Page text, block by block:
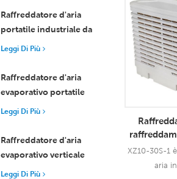
Raffreddatore d'aria
portatile industriale da
18000 m³/h con
raffreddamento di
grandi spazi
Leggi Di Più
Raffreddatore d'aria
evaporativo portatile
ad alta efficienza da
telecomando
Leggi Di Più
Raffreddatore d'aria
evaporativo verticale
con ruote e
Leggi Di Più
Utilizza un
1,5 kW,
20000
di
XZ10-30S-1
aria